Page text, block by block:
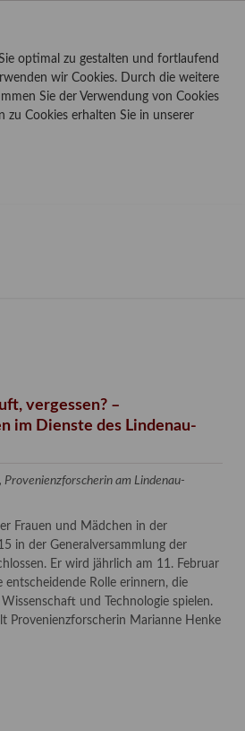
optimal zu gestalten und fortlaufend
wir Cookies. Durch die weitere
Sie der Verwendung von Cookies
Cookies erhalten Sie in unserer
vergessen? –
im Dienste des Lindenau-
am Lindenau-
Frauen und Mädchen in der
in der Generalversammlung der
Er wird jährlich am 11. Februar
entscheidende Rolle erinnern, die
und Technologie spielen.
Provenienzforscherin Marianne Henke